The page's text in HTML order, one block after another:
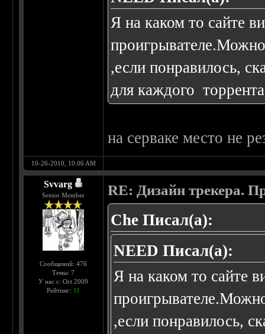
Я на каком то сайте
,если понравилось,
для каждого
на серваке место не
10-26-2010, 10:06 AM
Svvarg
Senior Member
Сообщений: 476
Темы: 7
У нас с: Oct 2009
Рейтинг: 11
RE: Дизайн трекера.
Che Писал(а):
NEED Писал(а):
Я на каком то сайте
,если понравилось,